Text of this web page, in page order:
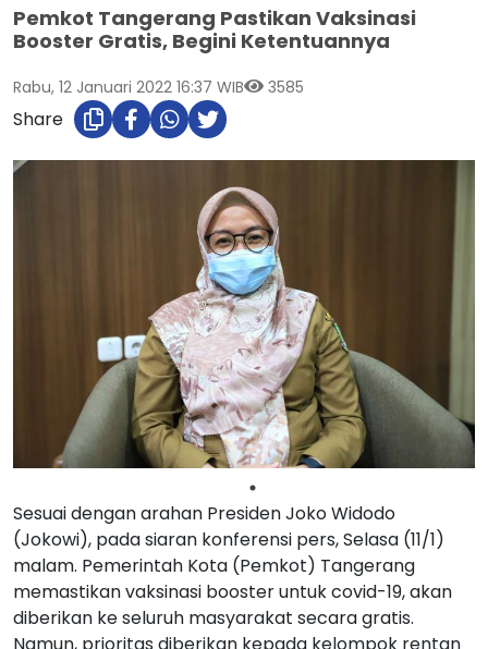
Pemkot Tangerang Pastikan Vaksinasi
Booster Gratis, Begini Ketentuannya
Rabu, 12 Januari 2022 16:37 WIB 3585
Share
Sesuai dengan arahan Presiden Joko Widodo
(Jokowi), pada siaran konferensi pers, Selasa (11/1)
malam. Pemerintah Kota (Pemkot) Tangerang
memastikan vaksinasi booster untuk covid-19, akan
diberikan ke seluruh masyarakat secara gratis.